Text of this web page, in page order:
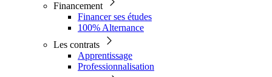
Financement
Financer ses études
100% Alternance
Les contrats
Apprentissage
Professionnalisation